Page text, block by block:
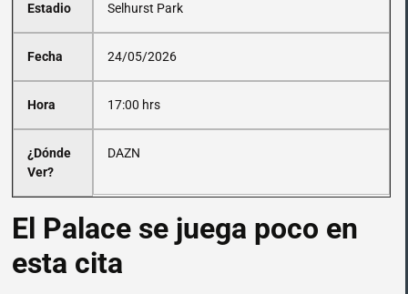
Estadio
Fecha
Hora
¿Dónde
Ver?
Selhurst Park
24/05/2026
17:00 hrs
DAZN
El Palace se juega poco en
esta cita